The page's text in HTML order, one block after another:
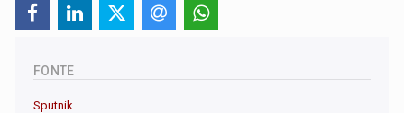
FONTE
Sputnik